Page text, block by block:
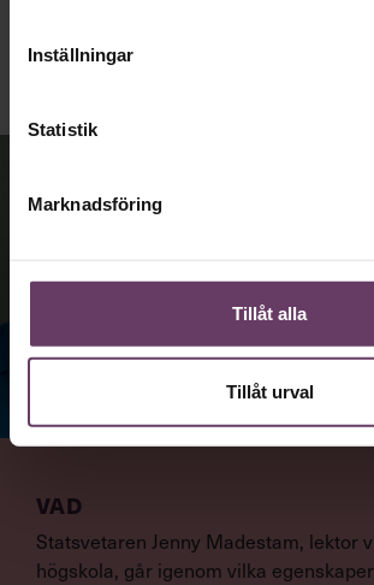
Inställningar
Statistik
Marknadsföring
Tillåt alla
Tillåt urval
VAD
Statsvetaren Jenny Madestam, lektor
högskola, går igenom vilka
Jenny Madestam,